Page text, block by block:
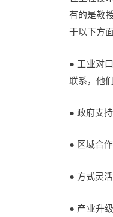
有的是教
于以下方面
● 工业对
联系，他
● 政府支
● 区域合
● 方式灵
● 产业升